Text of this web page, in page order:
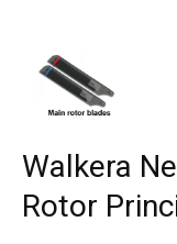
Walkera
Rotor